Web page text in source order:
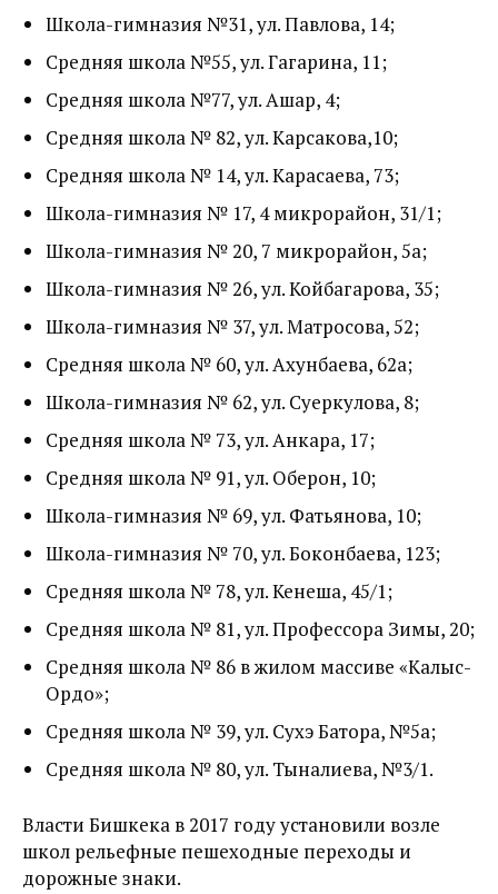
Школа-гимназия №31, ул. Павлова, 14;
Средняя школа №55, ул. Гагарина, 11;
Средняя школа №77, ул. Ашар, 4;
Средняя школа № 82, ул. Карсакова,10;
Средняя школа № 14, ул. Карасаева, 73;
Школа-гимназия № 17, 4 микрорайон, 31/1;
Школа-гимназия № 20, 7 микрорайон, 5а;
Школа-гимназия № 26, ул. Койбагарова, 35;
Школа-гимназия № 37, ул. Матросова, 52;
Средняя школа № 60, ул. Ахунбаева, 62а;
Школа-гимназия № 62, ул. Суеркулова, 8;
Средняя школа № 73, ул. Анкара, 17;
Средняя школа № 91, ул. Оберон, 10;
Школа-гимназия № 69, ул. Фатьянова, 10;
Школа-гимназия № 70, ул. Боконбаева, 123;
Средняя школа № 78, ул. Кенеша, 45/1;
Средняя школа № 81, ул. Профессора Зимы, 20;
Средняя школа № 86 в жилом массиве «Калыс-
Ордо»;
Средняя школа № 39, ул. Сухэ Батора, №5а;
Средняя школа № 80, ул. Тыналиева, №3/1.
Власти Бишкека в 2017 году установили возле
школ рельефные пешеходные переходы и
дорожные знаки.